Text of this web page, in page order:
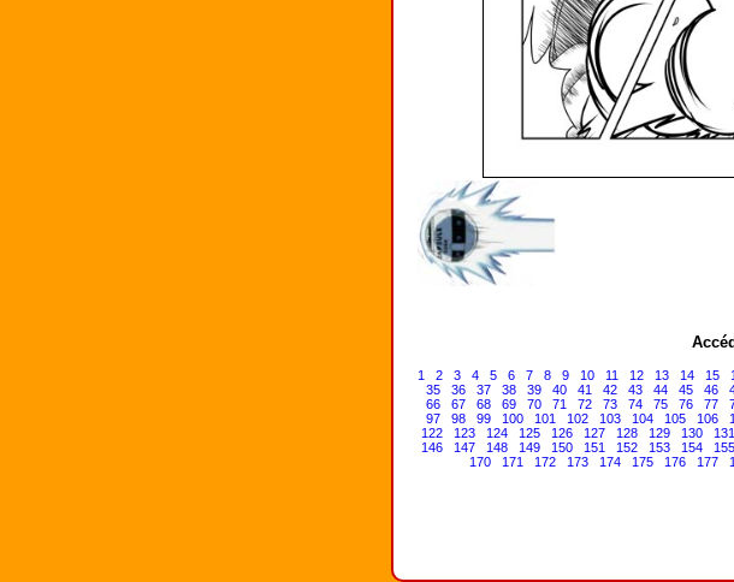
1 2 3 4 5 6 7 8 9 10 11 12 13 14 15
35
36 37 38 39 40 41 42 43 44 45 46
66
67 68 69 70 71 72 73 74 75 76 77
97
98 99 100 101 102 103 104 105 106
122
123 124 125 126 127 128 129 130 131
146
147 148 149 150 151 152 153 154 155
170
171 172 173 174 175 176 177